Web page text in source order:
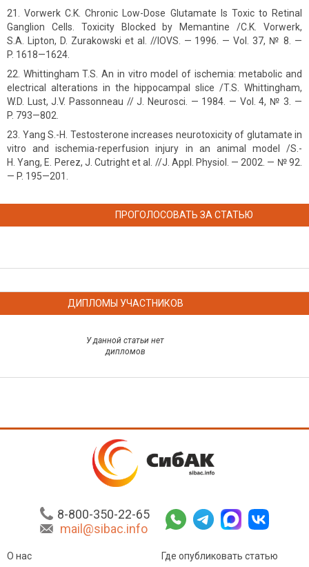
Vorwerk C.K. Chronic Low-Dose Glutamate Is Toxic to Retinal
Ganglion Cells. Toxicity Blocked by Memantine /C.K. Vorwerk,
S.A. Lipton, D. Zurakowski et al. //IOVS. — 1996. — Vol. 37, № 8. —
P. 1618—1624.
Whittingham T.S. An in vitro model of ischemia: metabolic and
electrical alterations in the hippocampal slice /T.S. Whittingham,
W.D. Lust, J.V. Passonneau // J. Neurosci. — 1984. — Vol. 4, № 3. —
P. 793—802.
Yang S.-H. Testosterone increases neurotoxicity of glutamate in
vitro and ischemia-reperfusion injury in an animal model /S.-
H. Yang, E. Perez, J. Cutright et al. //J. Appl. Physiol. — 2002. — № 92.
— P. 195—201.
ПРОГОЛОСОВАТЬ ЗА СТАТЬЮ
ДИПЛОМЫ УЧАСТНИКОВ
У данной статьи нет
дипломов
8-800-350-22-65
mail@sibac.info
О нас
Где опубликовать статью